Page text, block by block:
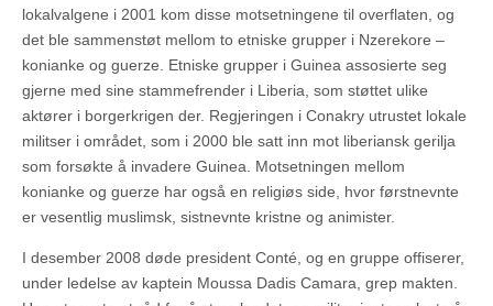
lokalvalgene i 2001 kom disse motsetningene til overflaten, og
det ble sammenstøt mellom to etniske grupper i Nzerekore –
konianke og guerze. Etniske grupper i Guinea assosierte seg
gjerne med sine stammefrender i Liberia, som støttet ulike
aktører i borgerkrigen der. Regjeringen i Conakry utrustet lokale
militser i området, som i 2000 ble satt inn mot liberiansk gerilja
som forsøkte å invadere Guinea. Motsetningen mellom
konianke og guerze har også en religiøs side, hvor førstnevnte
er vesentlig muslimsk, sistnevnte kristne og animister.
I desember 2008 døde president Conté, og en gruppe offiserer,
under ledelse av kaptein Moussa Dadis Camara, grep makten.